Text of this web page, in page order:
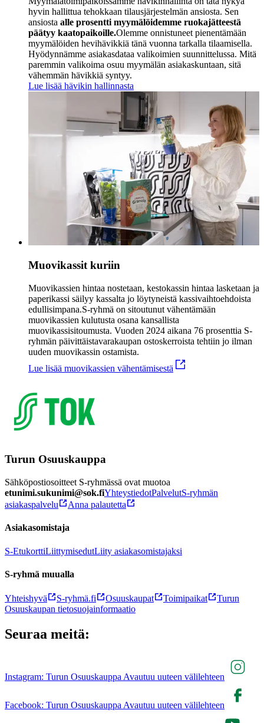
hyvin hallittua tehokkaan tilausjärjestelmän ansiosta. Sen
ansiosta alle prosentti myymälöidemme ruokajätteestä
päätyy kaatopaikoille.Olemme onnistuneet pienentämään
myymälöiden hevihävikkiä tänä vuonna tarkalla tilaamisella.
Hyödynnämme asiakasdataa valikoimien suunnittelussa. Mitä
paremmin valikoima osuu myymälän asiakaskuntaan, sitä
vähemmän hävikkiä syntyy.
Lue lisää hävikin hallinnasta
Muovikassit kuriin
Muovikassien hintaa nostetaan, kestokassin hintaa lasketaan ja
paperikassi säilyy kassalta jo löytyneistä kassivaihtoehdoista
edullisimpana.S-ryhmä on sitoutunut vähentämään
muovikassien kulutusta osana kansallista
muovikassisitoumusta. Vuoden 2024 aikana 76 prosenttia S-
ryhmän päivittäistavarakaupan ostoskerroista tehtiin jo ilman
uuden muovikassin ostamista.
Lue lisää muovikassien vähentämisestä
Turun Osuuskauppa
Sähköpostiosoitteet S-ryhmässä ovat muotoa
etunimi.sukunimi@sok.fiYhteystiedotPalvelutS-ryhmän
asiakaspalvelu
Anna palautetta
Asiakasomistaja
S-EtukorttiLiittymisedutLiity asiakasomistajaksi
S-ryhmä muualla
Yhteishyvä S-ryhmä.fi Osuuskaupat Toimipaikat
Turun
Osuuskaupan tietosuojainformaatio
Seuraa meitä:
Instagram: Turun Osuuskauppa Avautuu uuteen välilehteen
Facebook: Turun Osuuskauppa Avautuu uuteen välilehteen